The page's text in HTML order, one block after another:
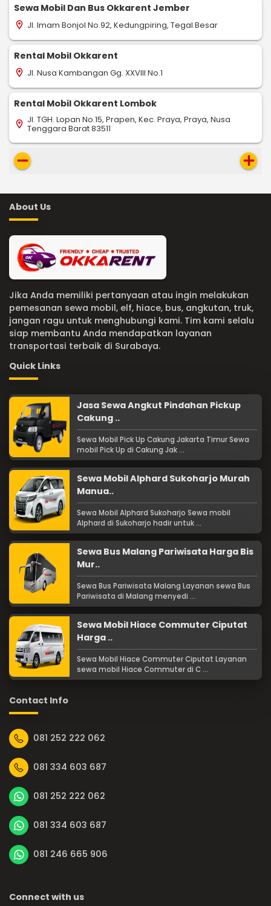
Sewa Mobil Dan Bus Okkarent Jember
location_on Jl. Imam Bonjol No.92, Kedungpiring, Tegal Besar
Rental Mobil Okkarent
location_on Jl. Nusa Kambangan Gg. XXVIII No.1
Rental Mobil Okkarent Lombok
location_on Jl. TGH. Lopan No.15, Prapen, Kec. Praya, Praya, Nusa
Tenggara Barat 83511
remove add
About Us
Jika Anda memiliki pertanyaan atau ingin melakukan
pemesanan sewa mobil, elf, hiace, bus, angkutan, truk,
jangan ragu untuk menghubungi kami. Tim kami selalu
siap membantu Anda mendapatkan layanan
transportasi terbaik di Surabaya.
Quick Links
Jasa Sewa Angkut Pindahan Pickup
Cakung ..
Sewa Mobil Pick Up Cakung Jakarta Timur Sewa
mobil Pick Up di Cakung Jak ...
Sewa Mobil Alphard Sukoharjo Murah
Manua..
Sewa Mobil Alphard Sukoharjo Sewa mobil
Alphard di Sukoharjo hadir untuk ...
Sewa Bus Malang Pariwisata Harga Bis
Mur..
Sewa Bus Pariwisata Malang Layanan sewa Bus
Pariwisata di Malang menyedi ...
Sewa Mobil Hiace Commuter Ciputat
Harga ..
Sewa Mobil Hiace Commuter Ciputat Layanan
sewa mobil Hiace Commuter di C ...
Contact Info
081 252 222 062
081 334 603 687
081 252 222 062
081 334 603 687
081 246 665 906
Connect with us